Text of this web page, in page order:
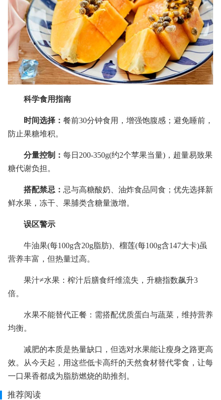
科学食用指南
时间选择： 餐前30分钟食用，增强饱腹感；避免睡前，
防止果糖堆积。
分量控制： 每日200-350g(约2个苹果当量)，超量易致果
糖代谢负担。
搭配禁忌： 忌与高糖酸奶、油炸食品同食；优先选择新
鲜水果，冻干、果脯类含糖量激增。
误区警示
牛油果(每100g含20g脂肪)、榴莲(每100g含147大卡)虽
营养丰富，但热量过高。
果汁≠水果：榨汁后膳食纤维流失，升糖指数飙升3
倍。
水果不能替代正餐：需搭配优质蛋白与蔬菜，维持营养
均衡。
减肥的本质是热量缺口，但选对水果能让瘦身之路更高
效。从今天起，用这些低卡高纤的天然食材替代零食，让每
一口果香都成为脂肪燃烧的助推剂。
推荐阅读